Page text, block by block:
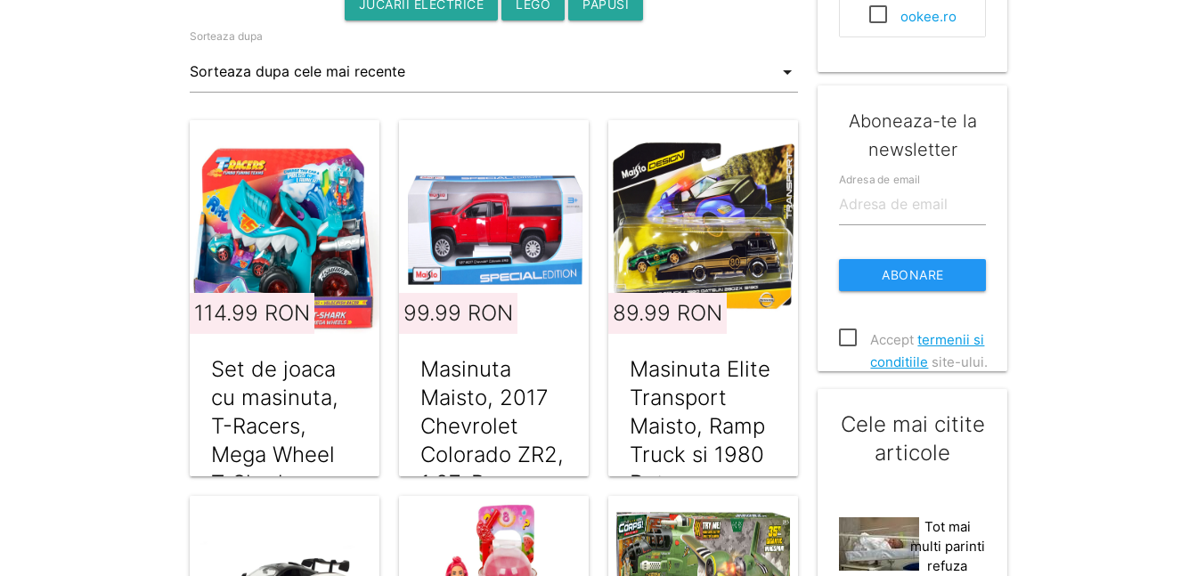
JUCARII ELECTRICE LEGO PAPUSI
Sorteaza dupa
114.99 RON
Set de joaca
cu masinuta,
T-Racers,
Mega Wheel
T-Shark
99.99 RON
Masinuta
Maisto, 2017
Chevrolet
Colorado ZR2,
1:27, Rosu
89.99 RON
Masinuta Elite
Transport
Maisto, Ramp
Truck si 1980
Datsun
280ZX, 1:64
ookee.ro
Aboneaza-te la
newsletter
Adresa de email
ABONARE
Accepttermenii si
conditiile site-ului.
Cele mai citite
articole
Tot mai
multi parinti
refuza